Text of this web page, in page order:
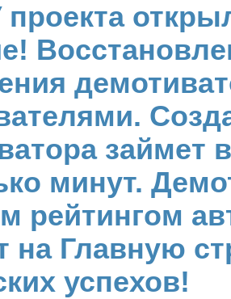
займет
минут.
рейтингом
на Главную
успехов!